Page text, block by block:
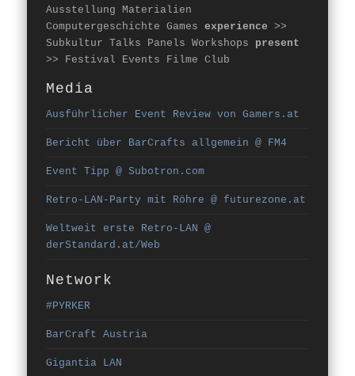
Ausstellung Materialien
Computergeschichte Gamesexperience >>
Subkultur Talks Panels Workshops present
>> Festival Events Filme Club
Media
Ausführlicher Event Review von Gamers.at
Bericht über BarCrafts allgemein @ FM4
Event Tipp @ Subotron.com
Retro-LAN-Party mit Röhre @ futurezone.at
Weltweit erste Retro-LAN @
derStandard.at/Web
Network
#PYRKER
BarCraft Austria
Gigantia LAN